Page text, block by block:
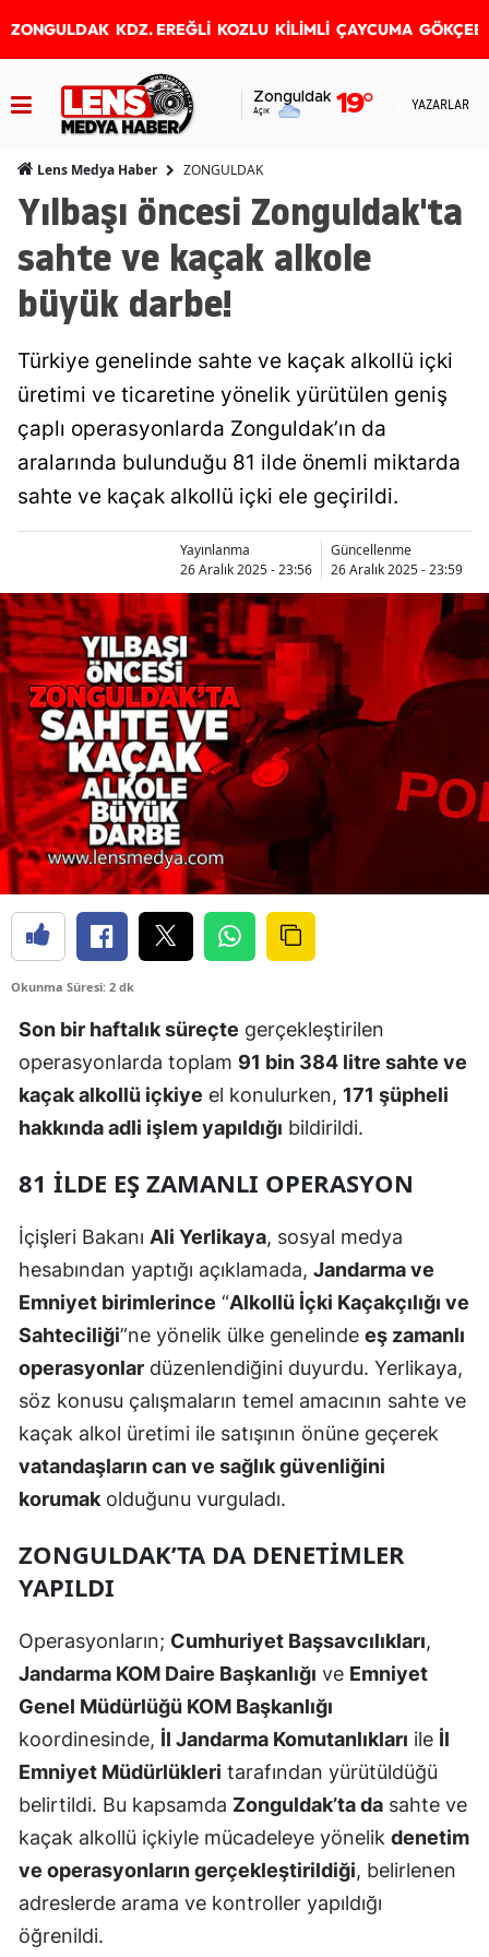
ZONGULDAK KDZ. EREĞLİ KOZLU KİLİMLİ ÇAYCUMA
Zonguldak
Açık 19° YAZARLAR
Lens Medya Haber ZONGULDAK
Yılbaşı öncesi Zonguldak'ta
sahte ve kaçak alkole
büyük darbe!
Türkiye genelinde sahte ve kaçak alkollü içki
üretimi ve ticaretine yönelik yürütülen geniş
çaplı operasyonlarda Zonguldak’ın da
aralarında bulunduğu 81 ilde önemli miktarda
sahte ve kaçak alkollü içki ele geçirildi.
Yayınlanma
26 Aralık 2025 - 23:56
Güncellenme
26 Aralık 2025 - 23:59
Okunma Süresi: 2 dk
Son bir haftalık süreçte gerçekleştirilen
operasyonlarda toplam 91 bin 384 litre sahte ve
kaçak alkollü içkiye el konulurken, 171 şüpheli
hakkında adli işlem yapıldığı bildirildi.
81 İLDE EŞ ZAMANLI OPERASYON
İçişleri Bakanı Ali Yerlikaya, sosyal medya
hesabından yaptığı açıklamada, Jandarma ve
Emniyet birimlerince “Alkollü İçki Kaçakçılığı ve
Sahteciliği”ne yönelik ülke genelinde eş zamanlı
operasyonlar düzenlendiğini duyurdu. Yerlikaya,
söz konusu çalışmaların temel amacının sahte ve
kaçak alkol üretimi ile satışının önüne geçerek
vatandaşların can ve sağlık güvenliğini
korumakolduğunu vurguladı.
ZONGULDAK’TA DA DENETIMLER
YAPILDI
Operasyonların; Cumhuriyet Başsavcılıkları,
Jandarma KOM Daire Başkanlığı ve Emniyet
Genel Müdürlüğü KOM Başkanlığı
koordinesinde, İl Jandarma Komutanlıkları ile İl
Emniyet Müdürlükleri tarafından yürütüldüğü
belirtildi. Bu kapsamda Zonguldak’ta da sahte ve
kaçak alkollü içkiyle mücadeleye yönelik denetim
ve operasyonların gerçekleştirildiği, belirlenen
adreslerde arama ve kontroller yapıldığı
öğrenildi.